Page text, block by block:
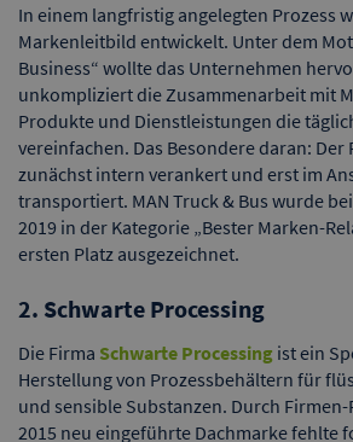
In einem langfristig angelegten Prozess
Markenleitbild entwickelt. Unter dem
Business“ wollte das Unternehmen
unkompliziert die Zusammenarbeit mit
Produkte und Dienstleistungen die
vereinfachen. Das Besondere daran: Der
zunächst intern verankert und erst im
transportiert. MAN Truck & Bus wurde
2019 in der Kategorie „Bester Marken-
ersten Platz ausgezeichnet.
2. Schwarte Processing
Die Firma Schwarte Processing ist ein
Herstellung von Prozessbehältern für
und sensible Substanzen. Durch
2015 neu eingeführte Dachmarke fehlte